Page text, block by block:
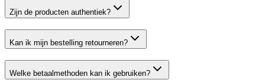
Zijn de producten authentiek?
Kan ik mijn bestelling retourneren?
Welke betaalmethoden kan ik gebruiken?